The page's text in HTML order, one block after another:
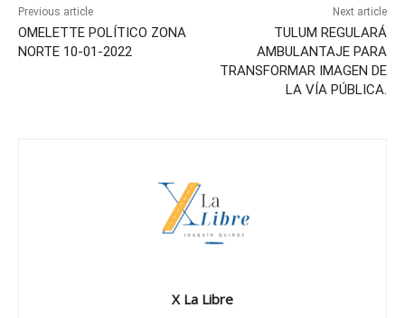
Previous article
OMELETTE POLÍTICO ZONA
NORTE 10-01-2022
Next article
TULUM REGULARÁ
AMBULANTAJE PARA
TRANSFORMAR IMAGEN DE
LA VÍA PÚBLICA.
X La Libre